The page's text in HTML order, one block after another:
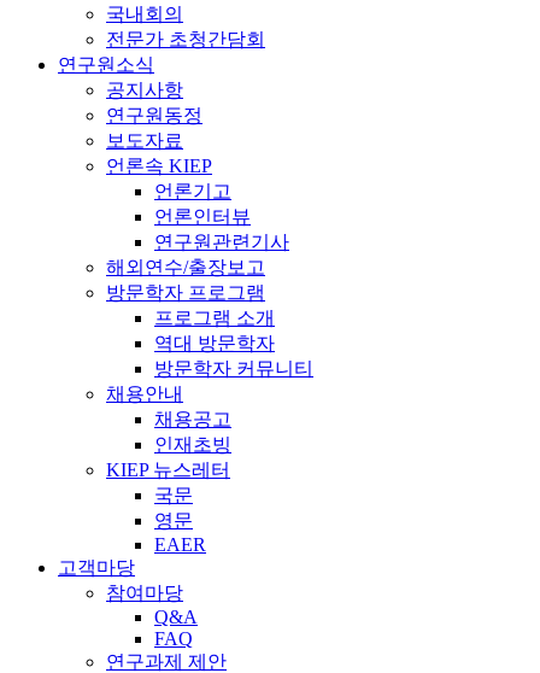
국내회의
전문가 초청간담회
연구원소식
공지사항
연구원동정
보도자료
언론속 KIEP
언론기고
언론인터뷰
연구원관련기사
해외연수/출장보고
방문학자 프로그램
프로그램 소개
역대 방문학자
방문학자 커뮤니티
채용안내
채용공고
인재초빙
KIEP 뉴스레터
국문
영문
EAER
고객마당
참여마당
Q&A
FAQ
연구과제 제안